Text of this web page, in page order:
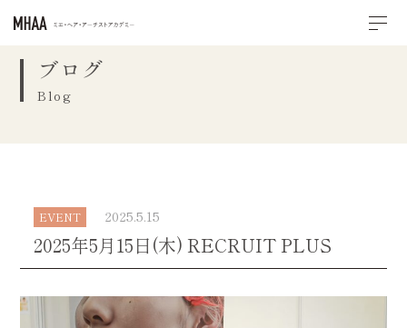
ブログ
Blog
EVENT 2025.5.15
2025年5月15日(木) RECRUIT PLUS